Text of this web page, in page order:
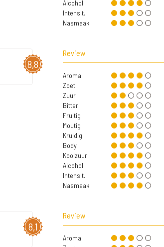
Alcohol
Intensit.
Nasmaak
8,8
Review
Aroma
Zoet
Zuur
Bitter
Fruitig
Moutig
Kruidig
Body
Koolzuur
Alcohol
Intensit.
Nasmaak
8,1
Review
Aroma